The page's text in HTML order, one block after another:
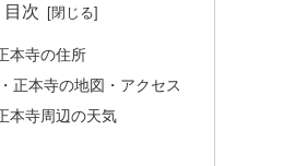
目次
本寺の住所
正本寺の地図・アクセス
本寺周辺の天気